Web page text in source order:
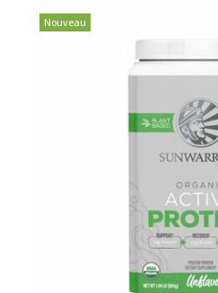
Nouveau